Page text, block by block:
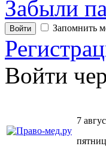
Забыли
Запомнить
Войти
7